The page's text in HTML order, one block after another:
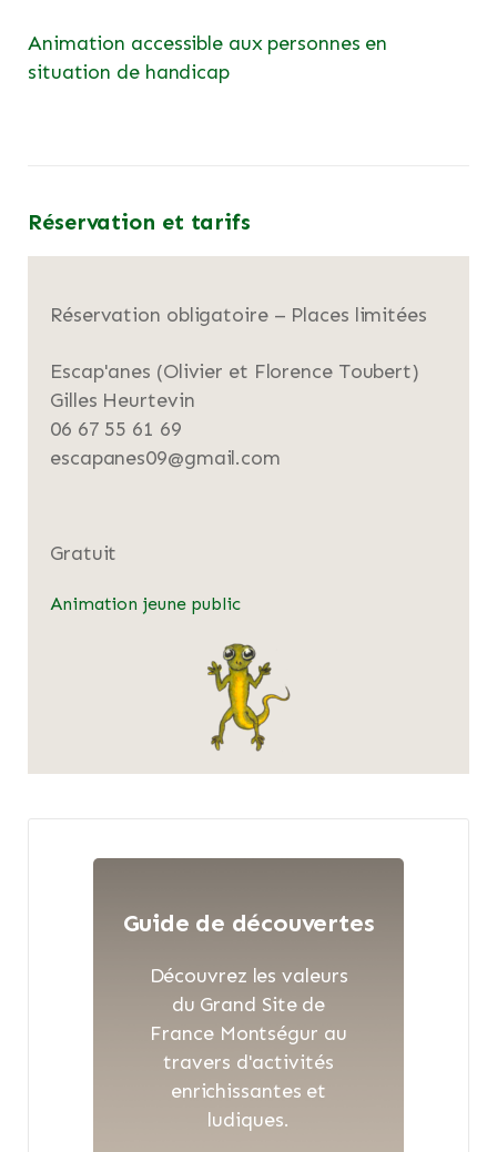
Animation accessible aux personnes en
situation de handicap
Réservation et tarifs
Réservation obligatoire – Places limitées
Escap'anes (Olivier et Florence Toubert)
Gilles Heurtevin
06 67 55 61 69
escapanes09@gmail.com
Gratuit
Animation jeune public
Guide de découvertes
Découvrez les valeurs
du Grand Site de
France Montségur au
travers d'activités
enrichissantes et
ludiques.